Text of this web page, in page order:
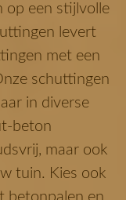
op een stijlvolle
levert
met een
schuttingen
in diverse
beton
maar ook
tuin. Kies ook